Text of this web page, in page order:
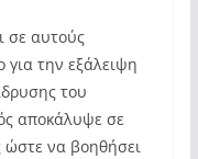
σε αυτούς
για την εξάλειψη
του
αποκάλυψε σε
ώστε να βοηθήσει